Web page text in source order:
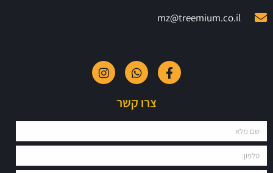
mz@treemium.co.il
צרו קשר